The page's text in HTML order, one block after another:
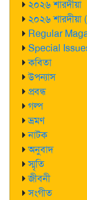
২০২৬ শারদীয়া
২০২৬
Regular
Special
কবিতা
উপন্যাস
প্রবন্ধ
গল্প
ভ্রমণ
নাটক
অনুবাদ
স্মৃতি
জীবনী
সংগীত